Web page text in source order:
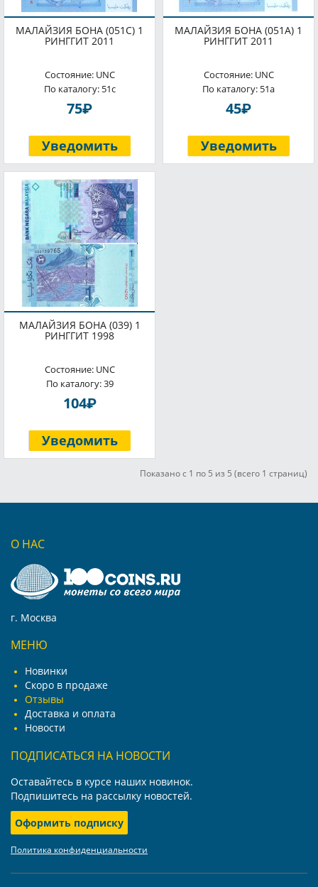
МАЛАЙЗИЯ БОНА (051C) 1
РИНГГИТ 2011
Состояние: UNC
По каталогу: 51с
75P
Уведомить
МАЛАЙЗИЯ БОНА (051A) 1
РИНГГИТ 2011
Состояние: UNC
По каталогу: 51a
45P
Уведомить
МАЛАЙЗИЯ БОНА (039) 1
РИНГГИТ 1998
Состояние: UNC
По каталогу: 39
104P
Уведомить
Показано с 1 по 5 из 5 (всего 1 страниц)
О НАС
г. Москва
МЕНЮ
Новинки
Скоро в продаже
Отзывы
Доставка и оплата
Новости
ПОДПИСАТЬСЯ НА НОВОСТИ
Оставайтесь в курсе наших новинок.
Подпишитесь на рассылку новостей.
Оформить подписку
Политика конфиденциальности